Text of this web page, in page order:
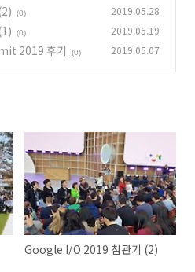
(0) 2019.05.28
(0) 2019.05.19
2019 후기 (0) 2019.05.07
Google I/O 2019 참관기 (2)